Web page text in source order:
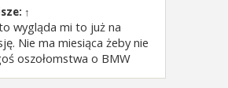
↑
wygląda mi to już na
Nie ma miesiąca żeby nie
oszołomstwa o BMW